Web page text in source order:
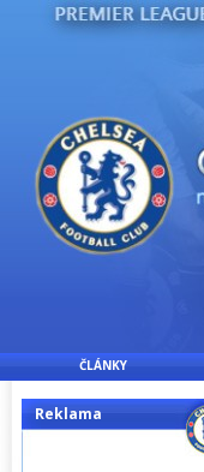
ČLÁNKY
Reklama